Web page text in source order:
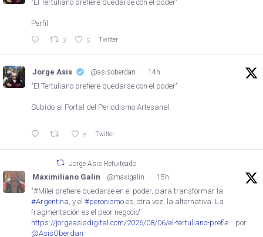
"El Tertuliano prefiere quedarse con el poder"
Perfil
3 5 Twitter
Jorge Asis @asisoberdan · 14h
"El Tertuliano prefiere quedarse con el poder"
Subido al Portal del Periodismo Artesanal
8 Twitter
Jorge Asis Retuiteado
Maximiliano Galin @maxigalin · 15h
"#Milei prefiere quedarse en el poder, para transformar la
#Argentina , y el #peronismo es, otra vez, la alternativa. La
fragmentación es el peor negocio"
https://jorgeasisdigital.com/2026/08/06/el-tertuliano-prefie...
por
@AsisOberdan